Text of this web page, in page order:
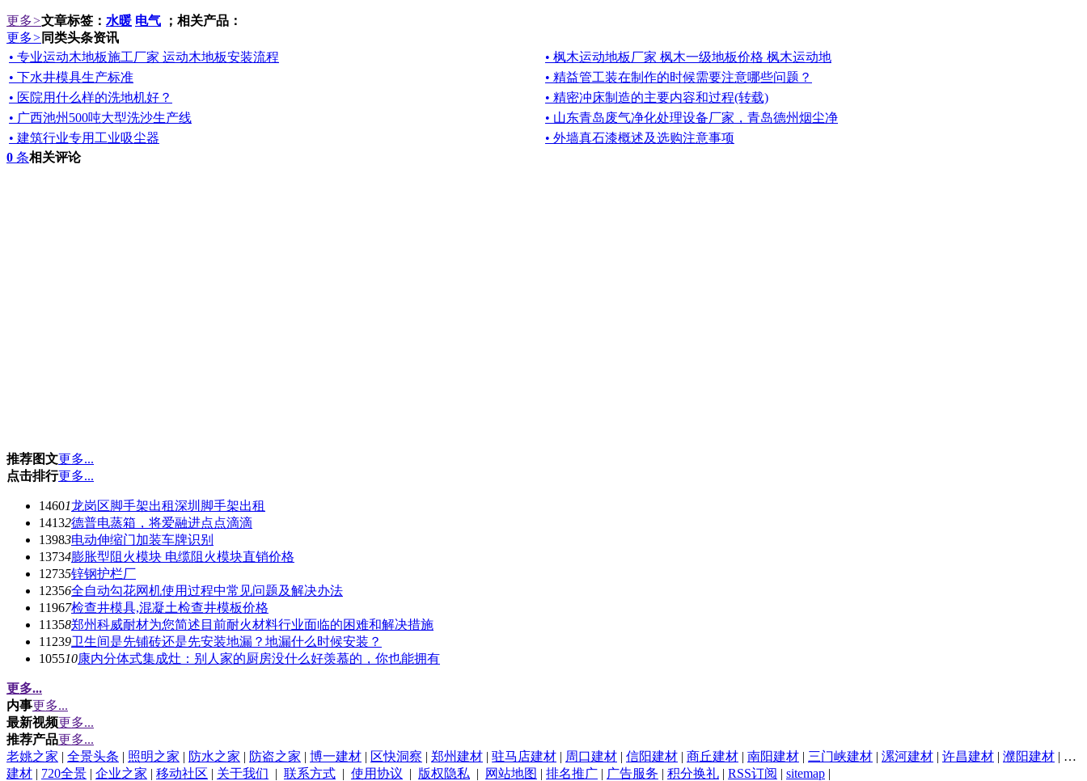
更多>文章标签： 水暖 电气 ；相关产品：
更多> 同类头条资讯
• 专业运动木地板施工厂家 运动木地板安装流程
• 枫木运动地板厂家 枫木一级地板价格 枫木运动地
• 下水井模具生产标准
• 精益管工装在制作的时候需要注意哪些问题？
• 医院用什么样的洗地机好？
• 精密冲床制造的主要内容和过程(转载)
• 广西池州500吨大型洗沙生产线
• 山东青岛废气净化处理设备厂家，青岛德州烟尘净
• 建筑行业专用工业吸尘器
• 外墙真石漆概述及选购注意事项
0 条相关评论
推荐图文更多...
点击排行更多...
14601龙岗区脚手架出租深圳脚手架出租
14132德普电蒸箱，将爱融进点点滴滴
13983电动伸缩门加装车牌识别
13734膨胀型阻火模块 电缆阻火模块直销价格
12735锌钢护栏厂
12356全自动勾花网机使用过程中常见问题及解决办法
11967检查井模具,混凝土检查井模板价格
11358郑州科威耐材为您简述目前耐火材料行业面临的困难和解决措施
11239卫生间是先铺砖还是先安装地漏？地漏什么时候安装？
105510康内分体式集成灶：别人家的厨房没什么好羡慕的，你也能拥有
更多...
内事更多...
最新视频更多...
推荐产品更多...
老姚之家 | 全景头条 | 照明之家 | 防水之家 | 防盗之家 | 博一建材 | 区快洞察 | 郑州建材 | 驻马店建材 | 周口建材 | 信阳建材 | 商丘建材 | 南阳建材 | 三门峡建材 | 漯河建材 | 许昌建材 | 濮阳建材 | 焦
建材 | 720全景 | 企业之家 | 移动社区 | 关于我们 | 联系方式 | 使用协议 | 版权隐私 | 网站地图 | 排名推广 | 广告服务 | 积分换礼 | RSS订阅 | sitemap |